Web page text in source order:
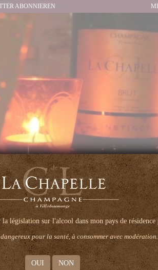
ABONNIEREN
VORTEILE VON CL.
INDIVIDUELL
Sie die unterschiedlichen
Diesen Service bieten wir
unserer Produkte an.
législation sur l'alcool dans mon pays de
pour la santé, à consommer avec modération.
OUI NON